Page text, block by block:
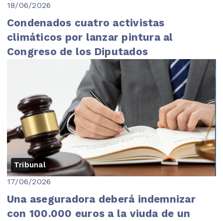
18/06/2026
Condenados cuatro activistas
climáticos por lanzar pintura al
Congreso de los Diputados
Tribunal
17/06/2026
Una aseguradora deberá indemnizar
con 100.000 euros a la viuda de un